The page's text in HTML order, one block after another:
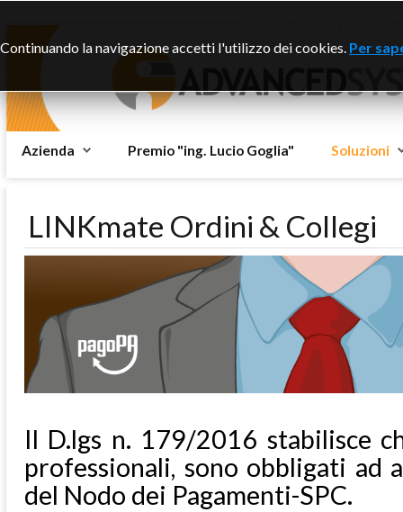
Azienda Premio "ing. Lucio Goglia" Soluzioni
LINKmate Ordini & Collegi
Il D.lgs n. 179/2016 stabilisce
professionali, sono obbligati ad
del Nodo dei Pagamenti-SPC.
Continuando la navigazione accetti l'utilizzo dei cookies. Per